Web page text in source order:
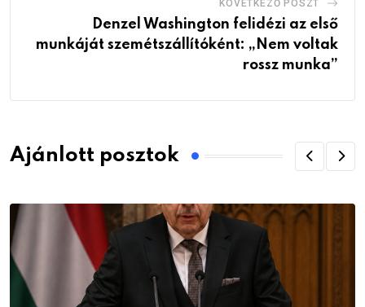
KÖVETKEZŐ POSZT
Denzel Washington felidézi az első
munkáját szemétszállítóként: „Nem voltak
rossz munka”
Ajánlott posztok